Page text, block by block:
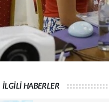
İLGİLİ HABERLER